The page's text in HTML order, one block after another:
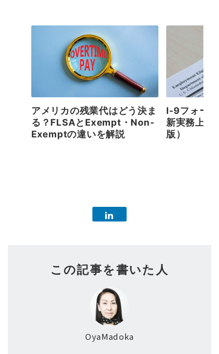
アメリカの残業代はどう決ま
る？FLSAとExempt・Non-
Exemptの違いを解説
I-9フォー
新実務上
版）
この記事を書いた人
OyaMadoka